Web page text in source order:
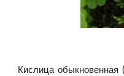
Кислица обыкновенная